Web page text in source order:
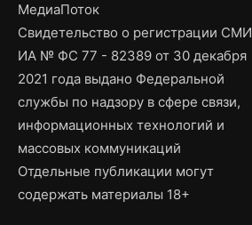
МедиаПоток
Свидетельство о регистрации СМИ
ИА № ФС 77 - 82389 от 30 декабря
2021 года выдано Федеральной
службы по надзору в сфере связи,
информационных технологий и
массовых коммуникаций
Отдельные публикации могут
содержать материалы 18+